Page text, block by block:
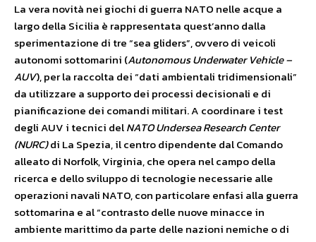
La vera novità nei giochi di guerra NATO nelle acque a
largo della Sicilia è rappresentata quest’anno dalla
sperimentazione di tre “sea gliders”, ovvero di veicoli
autonomi sottomarini (Autonomous Underwater Vehicle –
AUV), per la raccolta dei “dati ambientali tridimensionali”
da utilizzare a supporto dei processi decisionali e di
pianificazione dei comandi militari. A coordinare i test
degli AUV i tecnici delNATO Undersea Research Center
(NURC)di La Spezia, il centro dipendente dal Comando
alleato di Norfolk, Virginia, che opera nel campo della
ricerca e dello sviluppo di tecnologie necessarie alle
operazioni navali NATO, con particolare enfasi alla guerra
sottomarina e al “contrasto delle nuove minacce in
ambiente marittimo da parte delle nazioni nemiche o di